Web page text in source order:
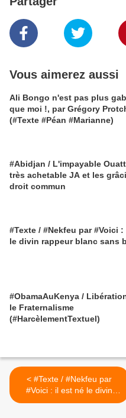
Vous aimerez aussi
Ali Bongo n'est pas plus
que moi !, par Grégory
(#Texte #Péan #Marianne)
#Abidjan / L'impayable
très achetable JA et les
droit commun
#Texte / #Nekfeu par #Voici
le divin rappeur blanc sans
#ObamaAuKenya /
le Fraternalisme
(#HarcèlementTextuel)
< #Texte / #Nekfeu par
#Voici : il est né le divin
rappeur blanc sans béquille